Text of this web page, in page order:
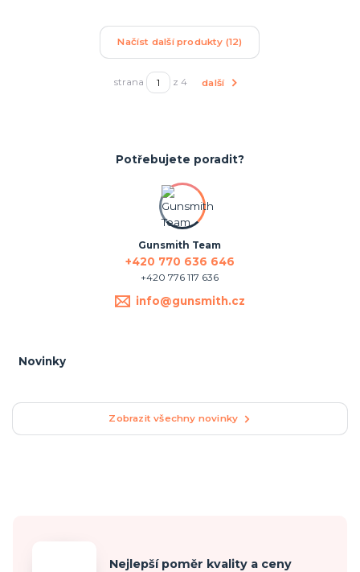
Načíst další produkty (12)
strana z 4 další
Potřebujete poradit?
Gunsmith Team
+420 770 636 646
+420 776 117 636
info@gunsmith.cz
Novinky
Zobrazit všechny novinky
Nejlepší poměr kvality a ceny